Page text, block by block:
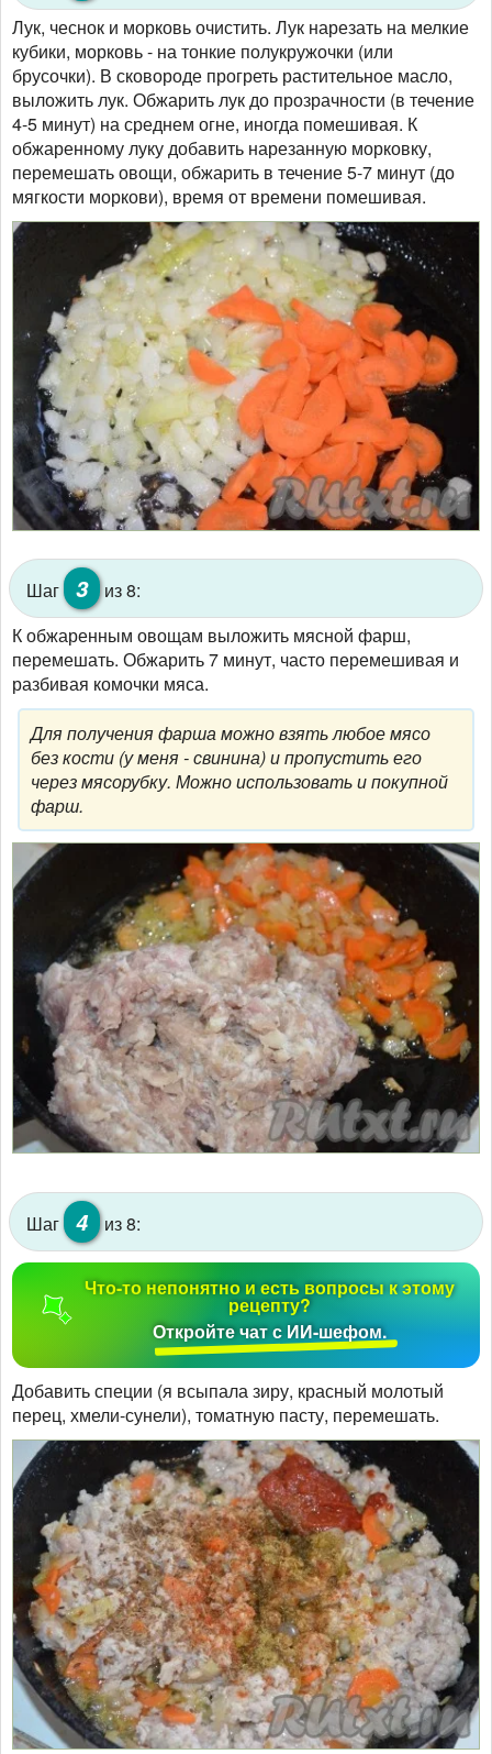
Лук, чеснок и морковь очистить. Лук нарезать на мелкие
кубики, морковь - на тонкие полукружочки (или
брусочки). В сковороде прогреть растительное масло,
выложить лук. Обжарить лук до прозрачности (в течение
4-5 минут) на среднем огне, иногда помешивая. К
обжаренному луку добавить нарезанную морковку,
перемешать овощи, обжарить в течение 5-7 минут (до
мягкости моркови), время от времени помешивая.
Шаг 3
из 8:
К обжаренным овощам выложить мясной фарш,
перемешать. Обжарить 7 минут, часто перемешивая и
разбивая комочки мяса.
Для получения фарша можно взять любое мясо
без кости (у меня - свинина) и пропустить его
через мясорубку. Можно использовать и покупной
фарш.
Шаг 4 из 8:
Что-то непонятно и есть вопросы к этому
рецепту?
Откройте чат с ИИ-шефом.
Добавить специи (я всыпала зиру, красный молотый
перец, хмели-сунели), томатную пасту, перемешать.